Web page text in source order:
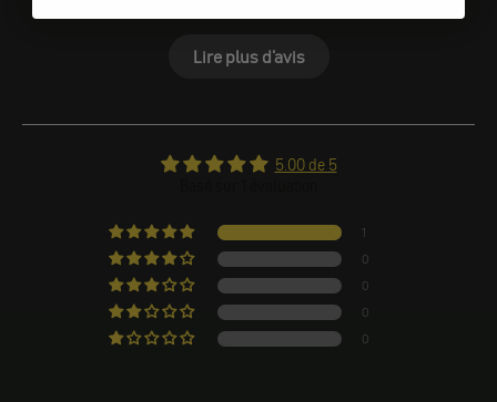
Lire plus d'avis
5.00 de 5
1
0
0
0
0